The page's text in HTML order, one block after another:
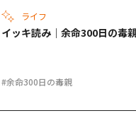
ライフ
#余命300日の毒親
イッキ読み｜余命300日の毒